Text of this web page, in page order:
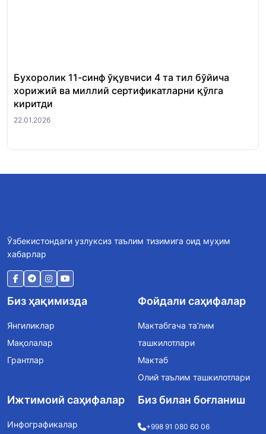
Бухоролик 11-синф ўқувчиси 4 та тил бўйича
хорижий ва миллий сертификатларни қўлга
киритди
22.01.2026
Ўзбекистондаги узлуксиз таълим тизимига оид муҳим
хабарлар
Биз ҳақимизда
Янгиликлар
Мақолалар
Грантлар
Фойдали саҳифалар
Мактабгача та’лим
ташкилотлари
Мактаб
Олий таълим ташкилотлари
Ижтимоий саҳифалар
Инфографикалар
Биз билан боғланиш
+998 91 080 60 06